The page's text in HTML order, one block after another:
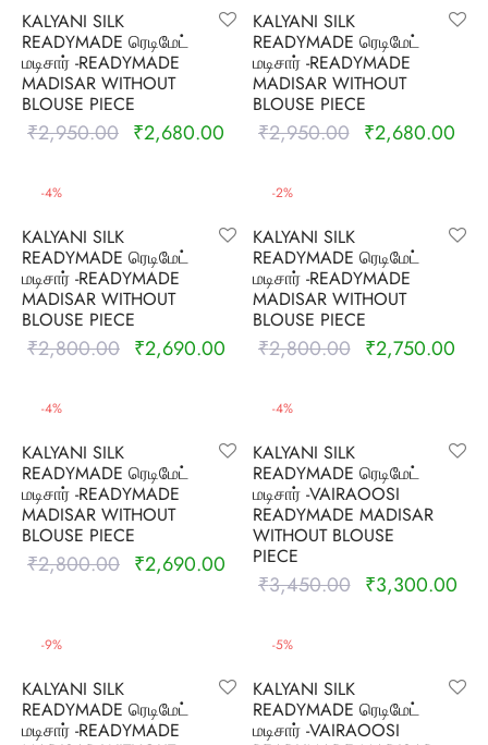
KALYANI SILK
READYMADE ரெடிமேட்
மடிசார் -READYMADE
MADISAR WITHOUT
BLOUSE PIECE
₹2,950.00
Original
₹2,680.00
Current
₹2,680.00.
KALYANI SILK
READYMADE ரெடிமேட்
மடிசார் -READYMADE
MADISAR WITHOUT
BLOUSE PIECE
₹2,950.00
Original
₹2,680.00
-4%
KALYANI SILK
READYMADE ரெடிமேட்
மடிசார் -READYMADE
MADISAR WITHOUT
BLOUSE PIECE
₹2,800.00
Original
₹2,690.00
Current
₹2,690.00.
-2%
KALYANI SILK
READYMADE ரெடிமேட்
மடிசார் -READYMADE
MADISAR WITHOUT
BLOUSE PIECE
₹2,800.00
Original
₹2,750.00
-4%
KALYANI SILK
READYMADE ரெடிமேட்
மடிசார் -READYMADE
MADISAR WITHOUT
BLOUSE PIECE
₹2,800.00
Original
₹2,690.00
Current
price is:
-4%
KALYANI SILK
READYMADE ரெடிமேட்
மடிசார் -VAIRAOOSI
READYMADE MADISAR
WITHOUT BLOUSE
PIECE
₹3,450.00
Original
₹3,300.00
-9%
KALYANI SILK
READYMADE ரெடிமேட்
மடிசார் -READYMADE
-5%
KALYANI SILK
READYMADE ரெடிமேட்
மடிசார் -VAIRAOOSI
cotton
silk
madisars